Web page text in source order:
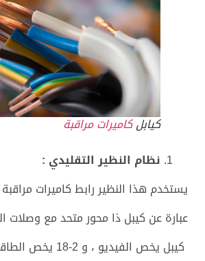
كيابلكاميرات مراقبة
نظام النظير التقليدي :
يستخدم هذا النظير رابط كاميرات
كيبل يخص الفيديو ، و 2-18 يخص الطاقة .